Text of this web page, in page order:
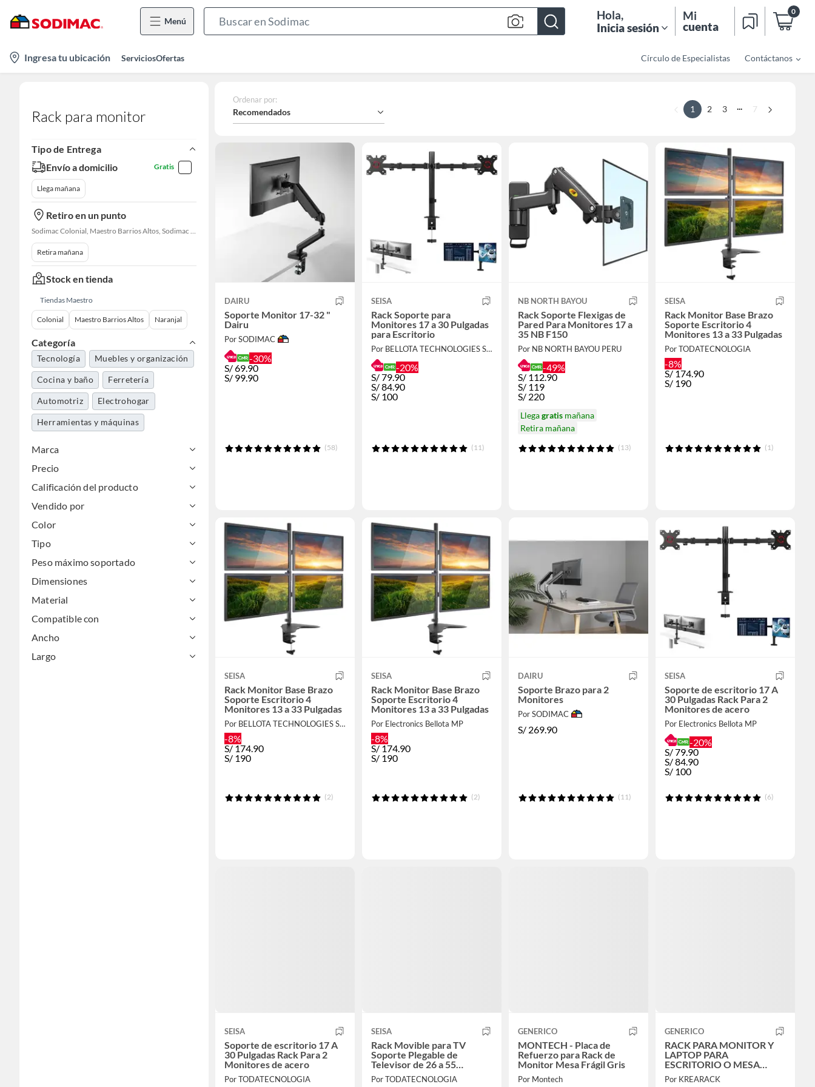
Menú
Bar
Hola,
Inicia sesión
Mi
cuenta
0
location-
icon
Ingresa tu ubicación ServiciosOfertas Círculo de Especialistas Contáctanos
Rack para monitor
Tipo de Entrega
Envío a domicilio
Gratis
Llega mañana
Retiro en un punto
Sodimac Colonial, Maestro Barrios Altos, Sodimac Naranjal
Retira mañana
Stock en tienda
Tiendas Maestro
Colonial Maestro Barrios Altos Naranjal
Categoría
Tecnología Muebles y organización
Cocina y baño Ferretería
Automotriz Electrohogar
Herramientas y máquinas
Marca
Precio
Calificación del producto
Vendido por
Color
Tipo
Peso máximo soportado
Dimensiones
Material
Compatible con
Ancho
Largo
Ordenar por:
Recomendados 1 2 3 ... 7
DAIRU
Soporte Monitor 17-32 "
Dairu
Por SODIMAC
-30%
S/69.90
S/ 99.90
(58)
SEISA
Rack Soporte para
Monitores 17 a 30 Pulgadas
para Escritorio
Por BELLOTA TECHNOLOGIES S.A.C
-20%
S/79.90
S/84.90
S/ 100
(11)
NB NORTH BAYOU
Rack Soporte Flexigas de
Pared Para Monitores 17 a
35 NB F150
Por NB NORTH BAYOU PERU
-49%
S/ 112.90
S/ 119
S/ 220
Llegagratis mañana
Retira mañana
(13)
SEISA
Rack Monitor Base Brazo
Soporte Escritorio 4
Monitores 13 a 33 Pulgadas
Por TODATECNOLOGIA
-8%
S/174.90
S/ 190
(1)
SEISA
Rack Monitor Base Brazo
Soporte Escritorio 4
Monitores 13 a 33 Pulgadas
Por BELLOTA TECHNOLOGIES S.A.C
-8%
S/174.90
S/ 190
(2)
SEISA
Rack Monitor Base Brazo
Soporte Escritorio 4
Monitores 13 a 33 Pulgadas
Por Electronics Bellota MP
-8%
S/174.90
S/ 190
(2)
DAIRU
Soporte Brazo para 2
Monitores
Por SODIMAC
S/ 269.90
(11)
SEISA
Soporte de escritorio 17 A
30 Pulgadas Rack Para 2
Monitores de acero
Por Electronics Bellota MP
-20%
S/79.90
S/84.90
S/ 100
(6)
SEISA
Soporte de escritorio 17 A
30 Pulgadas Rack Para 2
Monitores de acero
Por TODATECNOLOGIA
SEISA
Rack Movible para TV
Soporte Plegable de
Televisor de 26 a 55
Pulgadas
Por TODATECNOLOGIA
GENERICO
MONTECH - Placa de
Refuerzo para Rack de
Monitor Mesa Frágil Gris
Por Montech
GENERICO
RACK PARA MONITOR Y
LAPTOP PARA
ESCRITORIO O MESA
NEGRO
Por KREARACK